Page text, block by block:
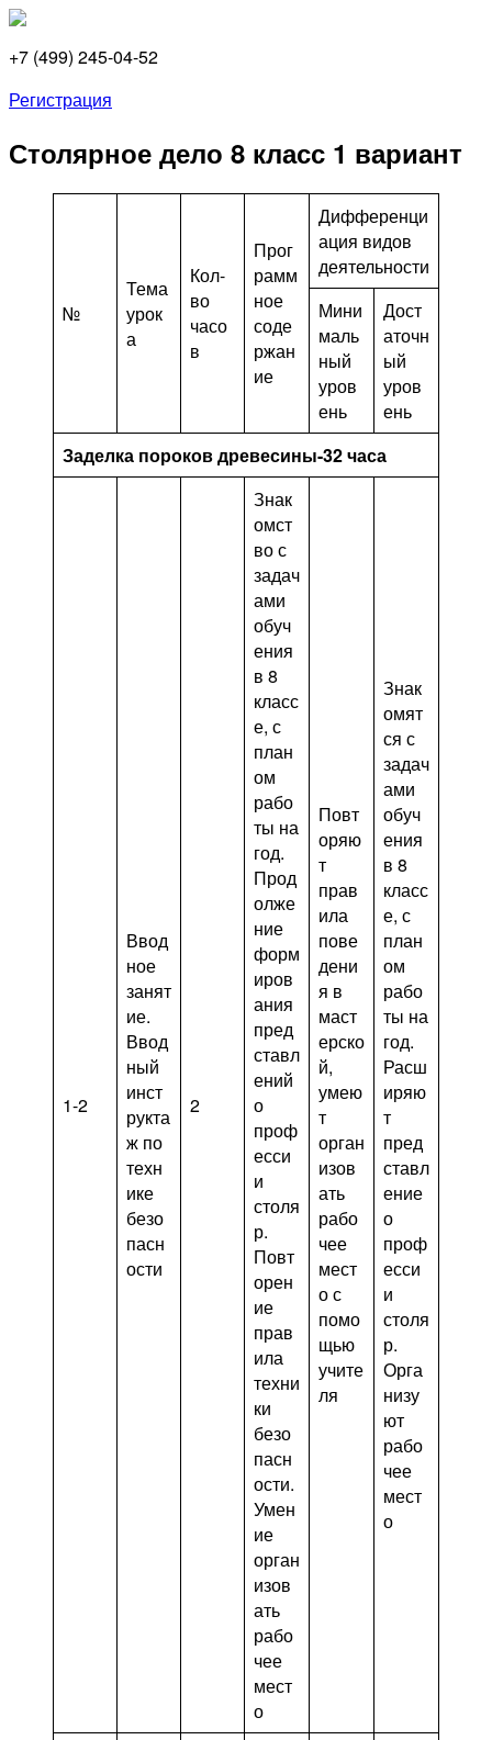
+7 (499) 245-04-52
Регистрация
Столярное дело 8 класс 1 вариант
№
Тема
урок
а
Кол-
во
часо
в
Прог
рамм
ное
соде
ржан
ие
Дифференци
ация видов
деятельности
Мини
маль
ный
уров
ень
Дост
аточн
ый
уров
ень
Заделка пороков древесины-32 часа
1-2
Ввод
ное
занят
ие.
Ввод
ный
инст
рукта
ж по
техн
ике
безо
пасн
ости
2
Знак
омст
во с
задач
ами
обуч
ения
в 8
класс
е, с
план
ом
рабо
ты на
год.
Прод
олже
ние
форм
иров
ания
пред
ставл
ений
о
проф
есси
и
столя
р.
Повт
орен
ие
прав
ила
техни
ки
безо
пасн
ости.
Умен
ие
орган
изов
ать
рабо
чее
мест
о
Повт
оряю
т
прав
ила
пове
дени
я в
маст
ерско
й,
умею
т
орган
изов
ать
рабо
чее
мест
о с
помо
щью
учите
ля
Знак
омят
ся с
задач
ами
обуч
ения
в 8
класс
е, с
план
ом
рабо
ты на
год.
Расш
иряю
т
пред
ставл
ение
о
проф
есси
и
столя
р.
Орга
низу
ют
рабо
чее
мест
о